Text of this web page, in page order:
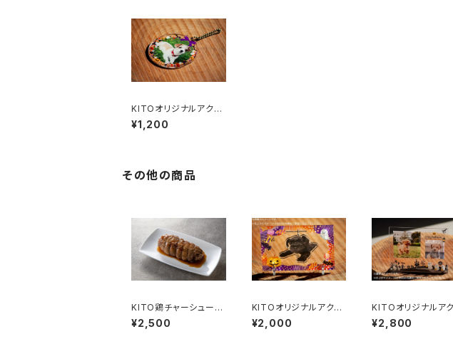
KITOオリジナルアクリ
ルグッズ 【①丸型キー
ホルダー】
¥1,200
その他の商品
KITO鶏チャーシュー詰
合せ
¥2,500
KITOオリジナルアクリ
ルグッズ 【⑤ぶら下が
りスタンド】
¥2,000
KITOオリジナルア
ルグッズ 【③フォト
ート】
¥2,800